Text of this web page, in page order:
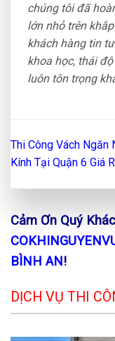
chúng tôi đã
lớn nhỏ trên
khách hàng tin
khoa học, thái
luôn tôn trọng
Thi Công Vách Ngăn
Kính Tại Quận 6 Giá
Cảm Ơn Quý
BÌNH AN!
DỊCH VỤ THI